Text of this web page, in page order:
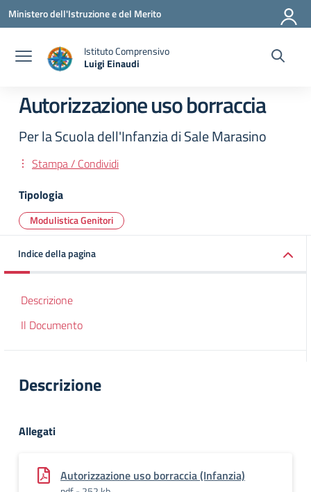
Vai ai contenuti
Vai al menu di navigazione
Vai al footer
Ministero dell'Istruzione e del Merito
Istituto Comprensivo
Luigi Einaudi
— Visita la pagina iniziale della scuola
Autorizzazione uso borraccia
Per la Scuola dell'Infanzia di Sale Marasino
Stampa / Condividi
Tipologia
Modulistica Genitori
Indice della pagina
Descrizione
Il Documento
Descrizione
Allegati
Autorizzazione uso borraccia (Infanzia)